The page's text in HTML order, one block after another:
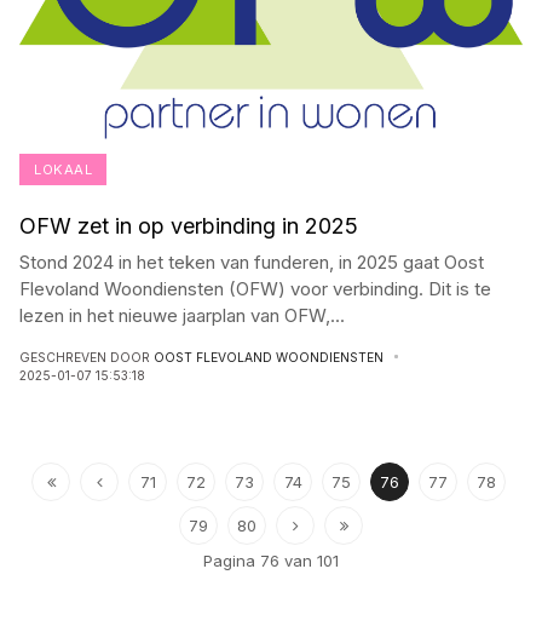
LOKAAL
OFW zet in op verbinding in 2025
Stond 2024 in het teken van funderen, in 2025 gaat Oost
Flevoland Woondiensten (OFW) voor verbinding. Dit is te
lezen in het nieuwe jaarplan van OFW, ...
GESCHREVEN DOOR OOST FLEVOLAND WOONDIENSTEN
2025-01-07 15:53:18
71 72 73 74 75 76 77 78
79
80
Pagina 76 van 101